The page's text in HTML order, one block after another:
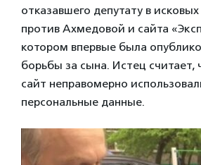
отказавшего депутату в
против Ахмедовой и сайта
котором впервые была
борьбы за сына. Истец считает,
сайт неправомерно
персональные данные.